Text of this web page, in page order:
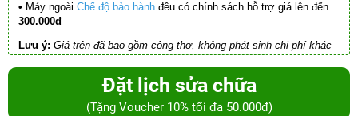
• Máy ngoài Chế độ bảo hành đều có chính sách hỗ trợ giá lên đến
300.000đ
Lưu ý: Giá trên đã bao gồm công thợ, không phát sinh chi phí khác
Đặt lịch sửa chữa
(Tặng Voucher 10% tối đa 50.000đ)